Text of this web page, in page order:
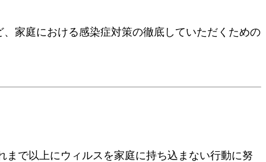
家庭における感染症対策の徹底していただくための
で以上にウィルスを家庭に持ち込まない行動に努